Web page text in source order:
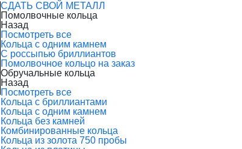
СДАТЬ СВОЙ МЕТАЛЛ
Помолвочные кольца
Назад
Посмотреть все
Кольца с одним камнем
С россыпью бриллиантов
Помолвочное кольцо на заказ
Обручальные кольца
Назад
Посмотреть все
Кольца с бриллиантами
Кольца с одним камнем
Кольца без камней
Комбинированные кольца
Кольца из золота 750 пробы